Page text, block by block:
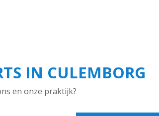
IN CULEMBORG
en onze praktijk?